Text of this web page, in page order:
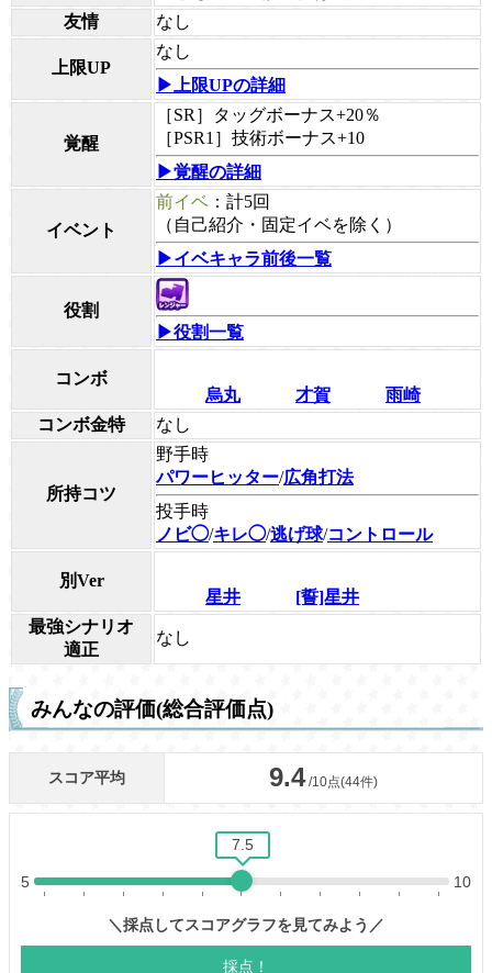
友情
なし
上限UP
なし
▶上限UPの詳細
覚醒
［SR］タッグボーナス+20％
［PSR1］技術ボーナス+10
▶覚醒の詳細
イベント
前イベ ：計5回
（自己紹介・固定イベを除く）
▶イベキャラ前後一覧
役割
▶役割一覧
コンボ
烏丸
才賀
雨崎
コンボ金特
なし
所持コツ
野手時
パワーヒッター/広角打法
投手時
ノビ◯/キレ◯/逃げ球/コントロール
別Ver
星井
[誓]星井
最強シナリオ
適正
なし
みんなの評価(総合評価点)